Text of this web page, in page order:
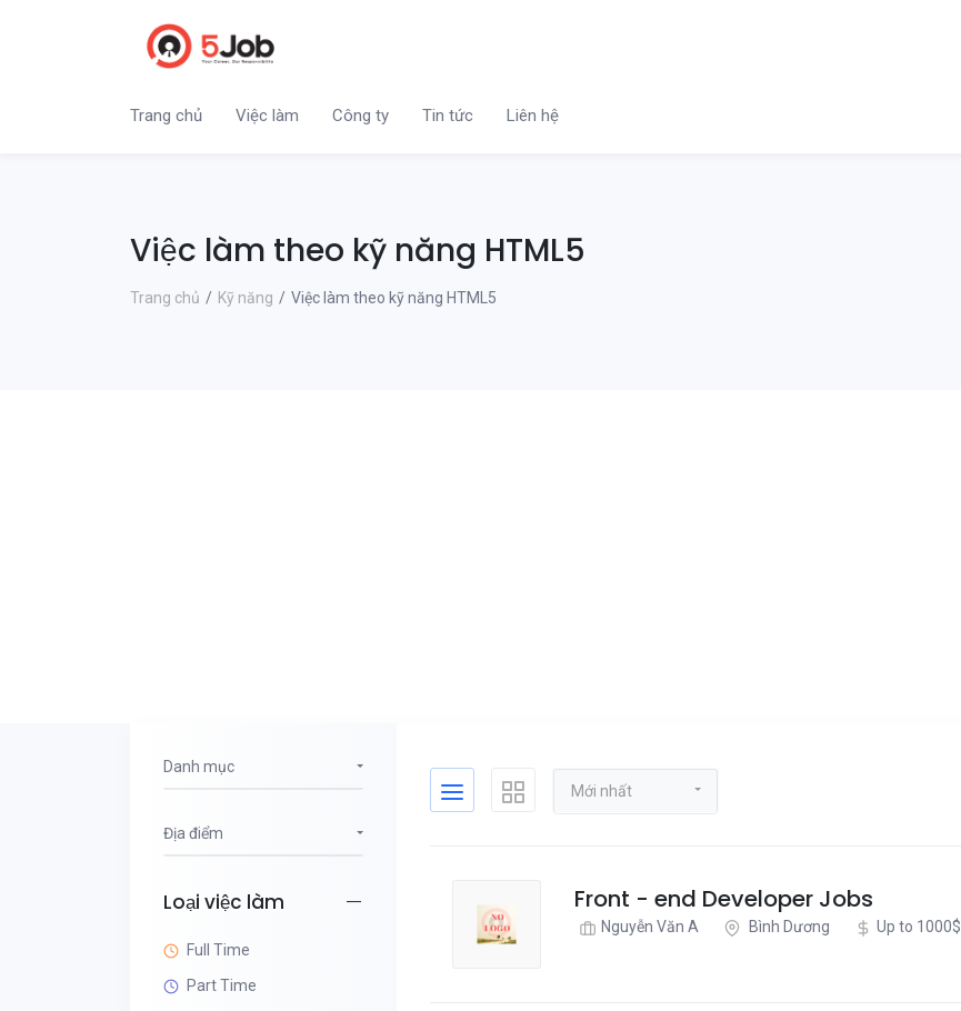
Trang chủ Việc làm Công ty Tin tức Liên hệ
Việc làm theo kỹ năng HTML5
Trang chủ Kỹ năng Việc làm theo kỹ năng HTML5
Mới nhất
Front - end Developer Jobs
Nguyễn Văn A Bình Dương Up to 1000$
Danh mục
Địa điểm
Loại việc làm
Full Time
Part Time